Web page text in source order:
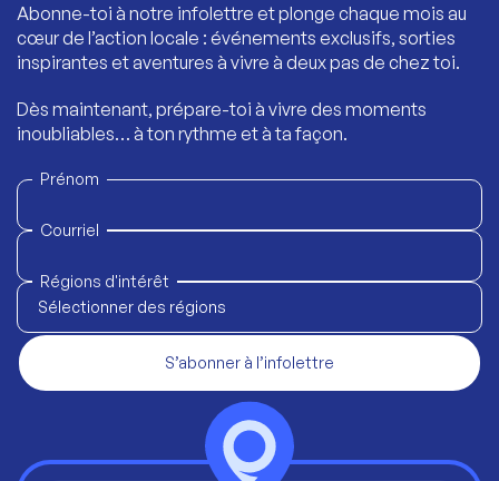
Abonne-toi à notre infolettre et plonge chaque mois au
cœur de l’action locale : événements exclusifs, sorties
inspirantes et aventures à vivre à deux pas de chez toi.
Dès maintenant, prépare-toi à vivre des moments
inoubliables… à ton rythme et à ta façon.
Prénom
Courriel
Régions d'intérêt
Sélectionner des régions
S’abonner à l’infolettre